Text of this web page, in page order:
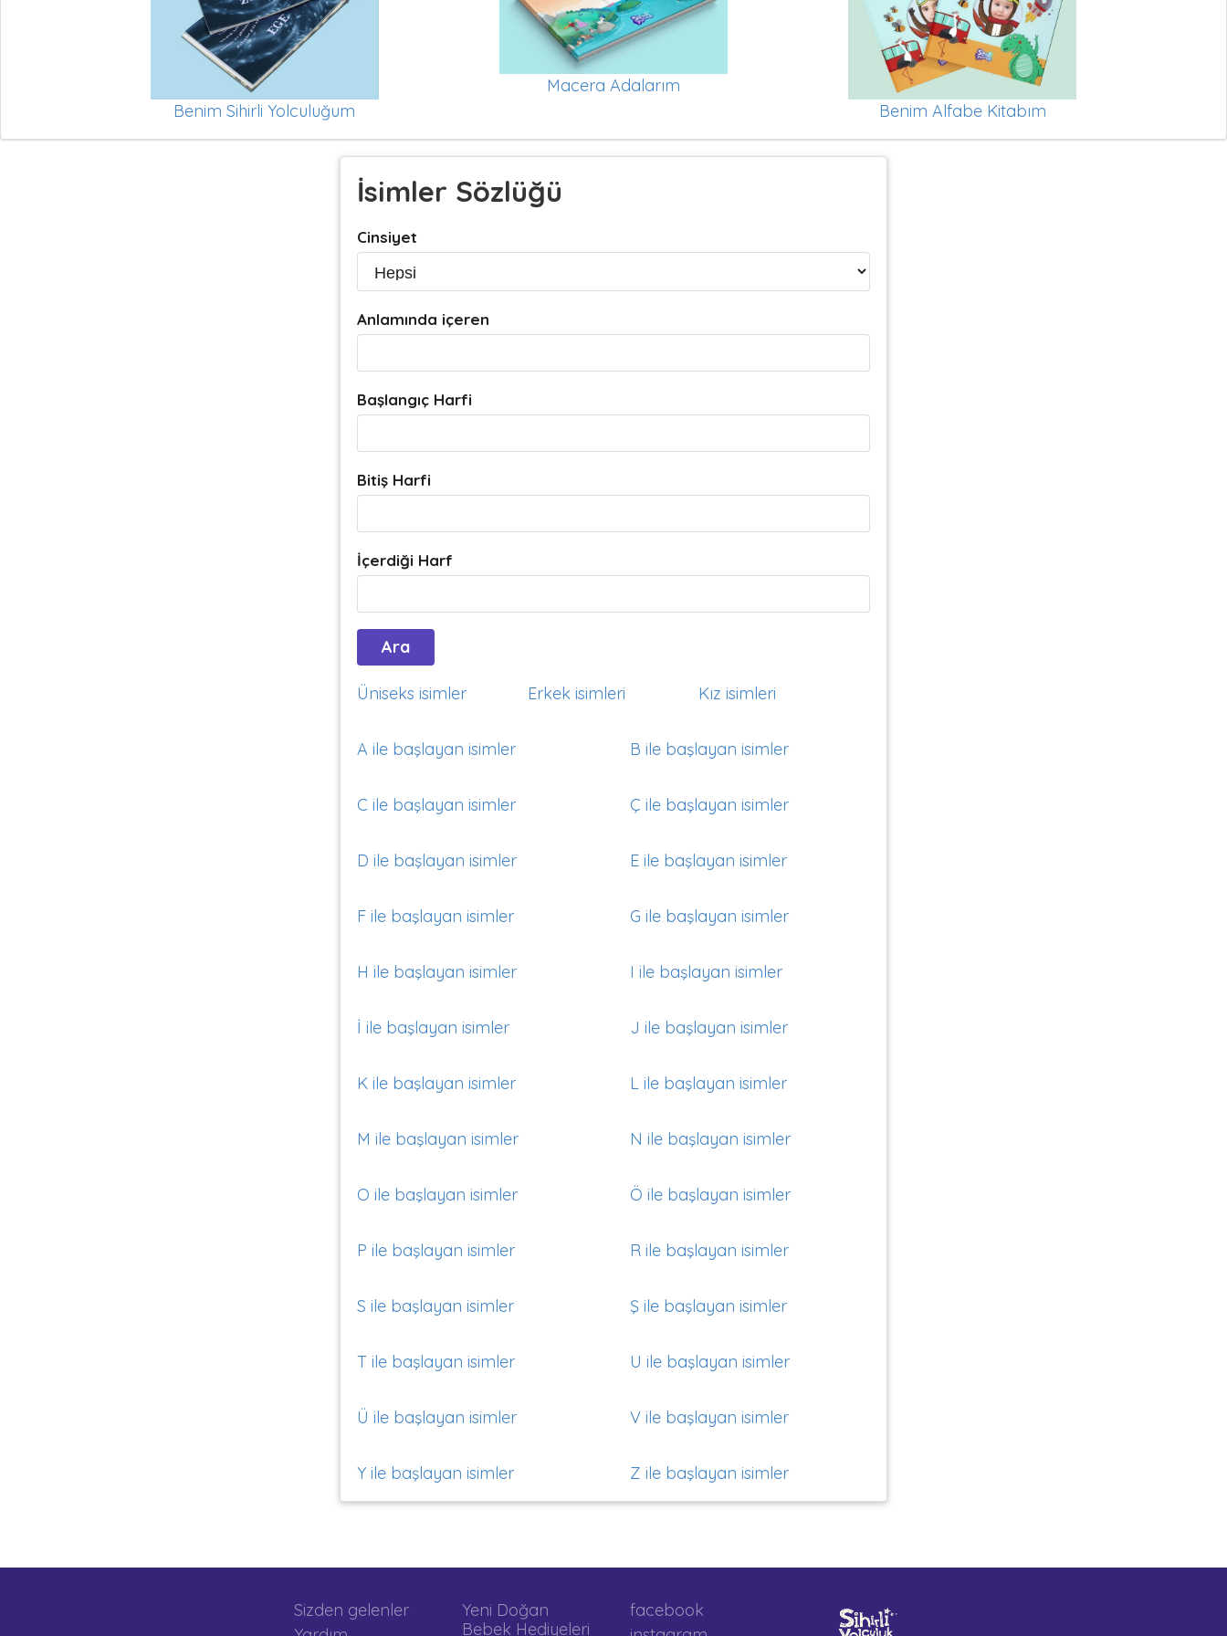
Benim Sihirli Yolculuğum
Macera Adalarım
Benim Alfabe Kitabım
İsimler Sözlüğü
Cinsiyet
Anlamında içeren
Başlangıç Harfi
Bitiş Harfi
İçerdiği Harf
Üniseks isimler Erkek isimleri Kız isimleri
A ile başlayan isimler B ile başlayan isimler
C ile başlayan isimler Ç ile başlayan isimler
D ile başlayan isimler E ile başlayan isimler
F ile başlayan isimler G ile başlayan isimler
H ile başlayan isimler I ile başlayan isimler
İ ile başlayan isimler J ile başlayan isimler
K ile başlayan isimler L ile başlayan isimler
M ile başlayan isimler N ile başlayan isimler
O ile başlayan isimler Ö ile başlayan isimler
P ile başlayan isimler R ile başlayan isimler
S ile başlayan isimler Ş ile başlayan isimler
T ile başlayan isimler U ile başlayan isimler
Ü ile başlayan isimler V ile başlayan isimler
Y ile başlayan isimler Z ile başlayan isimler
Sizden gelenler
Yeni Doğan
Bebek Hediyeleri
facebook